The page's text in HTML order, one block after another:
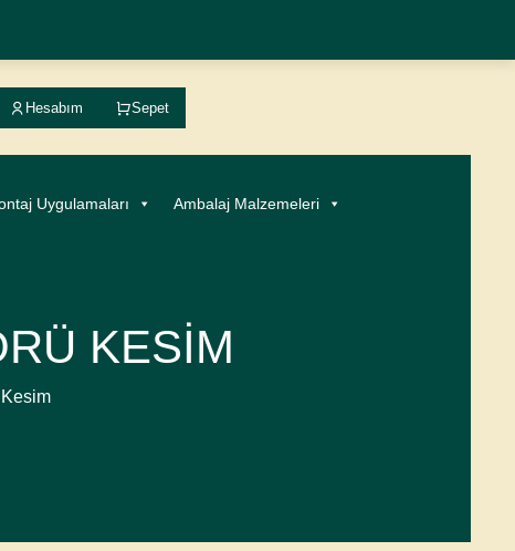
Hesabım Sepet
Uygulamaları Ambalaj Malzemeleri
KESIM